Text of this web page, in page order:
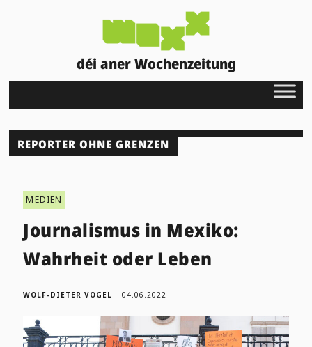
déi aner Wochenzeitung
REPORTER OHNE GRENZEN
MEDIEN
Journalismus in Mexiko:
Wahrheit oder Leben
WOLF-DIETER VOGEL 04.06.2022